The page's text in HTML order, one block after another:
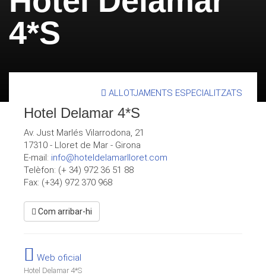
4*S
ALLOTJAMENTS ESPECIALITZATS
Hotel Delamar 4*S
Av. Just Marlés Vilarrodona, 21
17310 - Lloret de Mar - Girona
E-mail: info@hoteldelamarlloret.com
Telèfon: (+ 34) 972 36 51 88
Fax: (+34) 972 370 968
Com arribar-hi
Web oficial
Hotel Delamar 4*S